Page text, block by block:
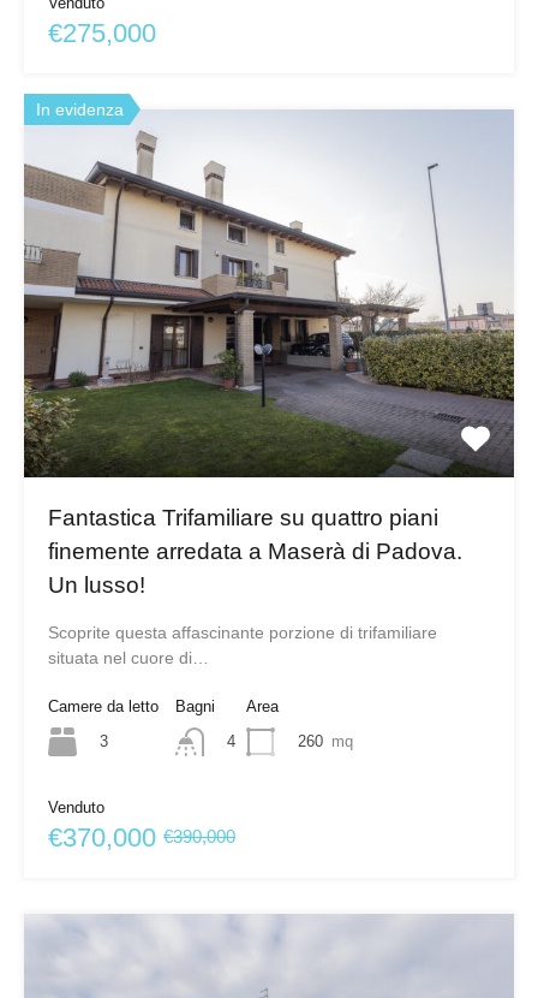
€275,000
In evidenza
Fantastica Trifamiliare su quattro piani
finemente arredata a Maserà di Padova.
Un lusso!
Scoprite questa affascinante porzione di trifamiliare
situata nel cuore di…
Camere da letto
3
Bagni
4
Area
260 mq
Venduto
€370,000 €390,000